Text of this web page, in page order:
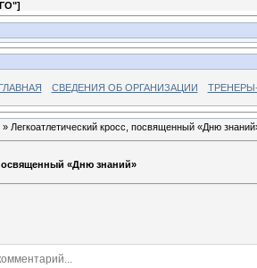
]
ГЛАВНАЯ СВЕДЕНИЯ ОБ ОРГАНИЗАЦИИ
» Легкоатлетический кросс, посвященный «Дню
«Дню знаний»